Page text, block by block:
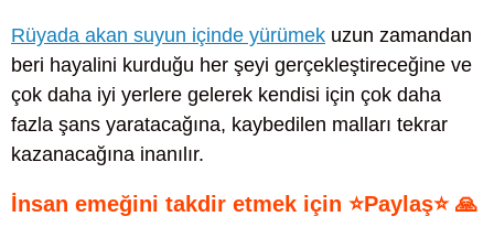
Rüyada akan suyun içinde yürümek uzun zamandan
beri hayalini kurduğu her şeyi gerçekleştireceğine ve
çok daha iyi yerlere gelerek kendisi için çok daha
fazla şans yaratacağına, kaybedilen malları tekrar
kazanacağına inanılır.
İnsan emeğini takdir etmek için ⭐Paylaş⭐ 🙏